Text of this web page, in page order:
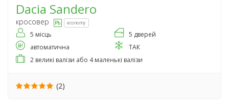
Dacia Sandero
кросовер economy
5 місць
5 дверей
автоматична
ТАК
2 великі валізи або 4 маленькі валізи
(2)